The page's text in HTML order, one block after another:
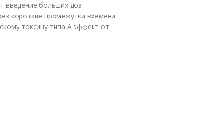
введение больших доз
короткие промежутки времени
токсину типа А эффект от